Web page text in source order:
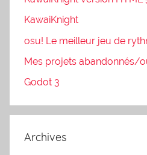
KawaiKnight
osu! Le meilleur jeu de
Mes projets abandonnés/
Godot 3
Archives